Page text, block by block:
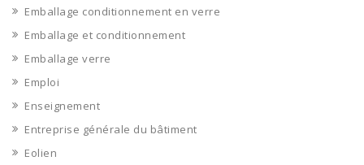
Emballage conditionnement en verre
Emballage et conditionnement
Emballage verre
Emploi
Enseignement
Entreprise générale du bâtiment
Eolien